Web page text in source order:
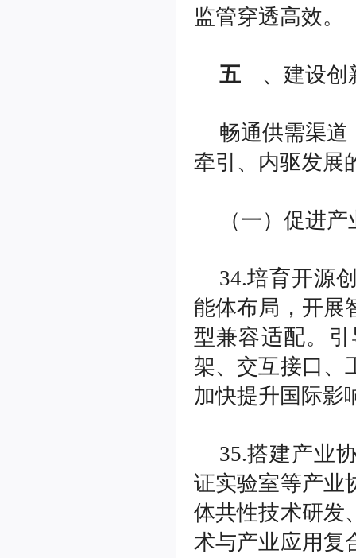
监管穿透高效。
五 、建设创
畅通供需渠
牵引、内驱发展
（一）促进
34.培育开源
能体布局，开展
型兼容适配。
架、交互接口、
加快提升国际影
35.搭建产业
证实验室等产业
体共性技术研发
术与产业应用复